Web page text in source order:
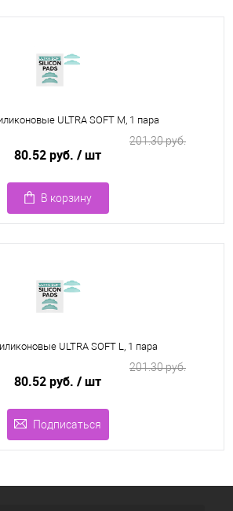
ULTRA SOFT M, 1 пара
80.52 руб. / шт
201.30 руб.
В корзину
ULTRA SOFT L, 1 пара
80.52 руб. / шт
201.30 руб.
Подписаться